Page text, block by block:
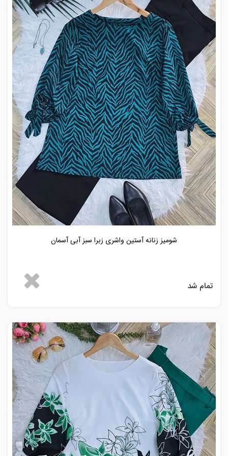
شومیز زنانه آستین واشری زبرا سبز آبی آسمان
تمام شد